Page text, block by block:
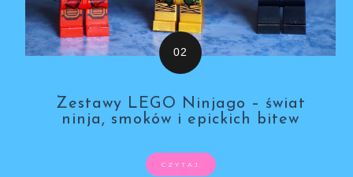
Zestawy LEGO Ninjago – świat
ninja, smoków i epickich bitew
CZYTAJ